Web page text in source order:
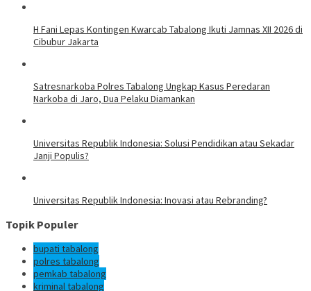
H Fani Lepas Kontingen Kwarcab Tabalong Ikuti Jamnas XII 2026 di
Cibubur Jakarta
Satresnarkoba Polres Tabalong Ungkap Kasus Peredaran
Narkoba di Jaro, Dua Pelaku Diamankan
Universitas Republik Indonesia: Solusi Pendidikan atau Sekadar
Janji Populis?
Universitas Republik Indonesia: Inovasi atau Rebranding?
Topik Populer
bupati tabalong
polres tabalong
pemkab tabalong
kriminal tabalong